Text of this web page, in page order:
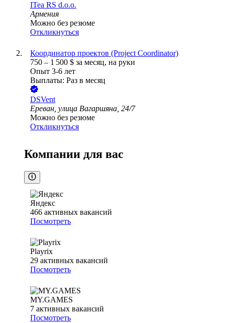
ITea RS d.o.o.
Армения
Можно без резюме
Откликнуться
Координатор проектов (Project Coordinator)
750 – 1 500 $ за месяц, на руки
Опыт 3-6 лет
Выплаты: Раз в месяц
DSVent
Ереван, улица Вагаршяна, 24/7
Можно без резюме
Откликнуться
Компании для вас
Яндекс
466 активных вакансий
Посмотреть
Playrix
29 активных вакансий
Посмотреть
MY.GAMES
7 активных вакансий
Посмотреть